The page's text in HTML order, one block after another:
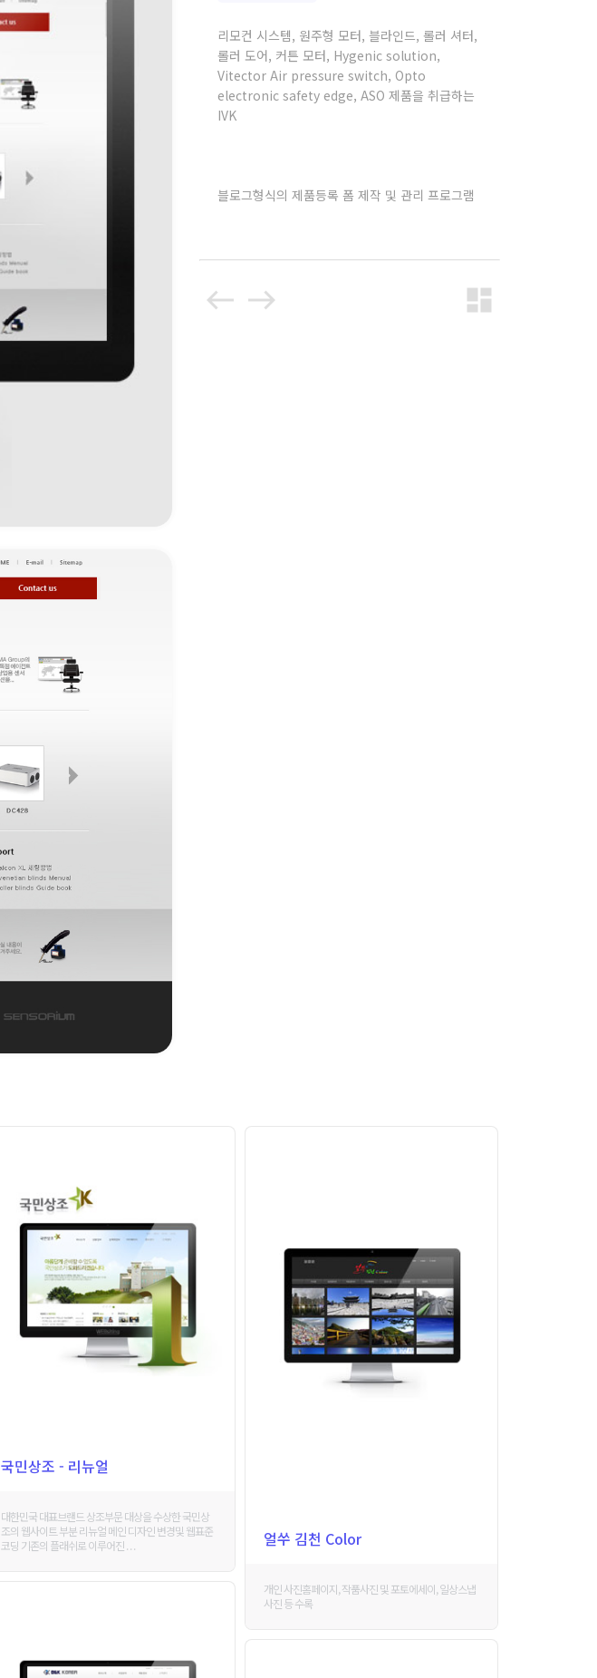
리모컨 시스템, 원주형 모터, 블라인드, 롤러 셔터,
롤러 도어, 커튼 모터, Hygenic solution,
Vitector Air pressure switch, Opto
electronic safety edge, ASO 제품을 취급하는
IVK
블로그형식의 제품등록 폼 제작 및 관리 프로그램
west east dashboard
국민상조 - 리뉴얼
대한민국 대표브랜드 상조부문 대상을 수상한 국민상
조의 웹사이트 부분 리뉴얼 메인 디자인 변경및 웹표준
코딩 기존의 플래쉬로 이루어진 . . .
얼쑤 김천 Color
개인 사진홈페이지, 작품사진 및 포토에세이, 일상스냅
사진 등 수록